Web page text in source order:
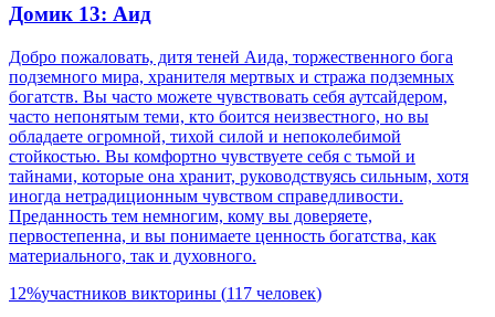
Домик 13: Аид
Добро пожаловать, дитя теней Аида, торжественного бога
подземного мира, хранителя мертвых и стража подземных
богатств. Вы часто можете чувствовать себя аутсайдером,
часто непонятым теми, кто боится неизвестного, но вы
обладаете огромной, тихой силой и непоколебимой
стойкостью. Вы комфортно чувствуете себя с тьмой и
тайнами, которые она хранит, руководствуясь сильным, хотя
иногда нетрадиционным чувством справедливости.
Преданность тем немногим, кому вы доверяете,
первостепенна, и вы понимаете ценность богатства, как
материального, так и духовного.
12%участников викторины (117 человек)